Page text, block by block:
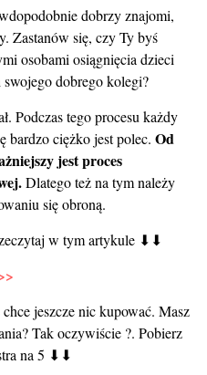
dobrzy znajomi,
Zastanów się, czy Ty byś
osobami osiągnięcia dzieci
dobrego kolegi?
Podczas tego procesu każdy
bardzo ciężko jest polec.Od
jest proces
Dlatego też na tym należy
się obroną.
w tym artykule ⬇⬇
jeszcze nic kupować. Masz
Tak oczywiście ?. Pobierz
na 5 ⬇⬇